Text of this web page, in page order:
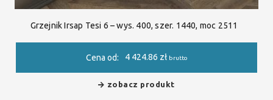
Grzejnik Irsap Tesi 6 – wys. 400, szer. 1440, moc 2511
Cena od: 4 424.86 zł brutto
zobacz produkt